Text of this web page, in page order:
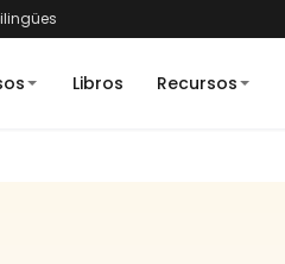
Libros Recursos